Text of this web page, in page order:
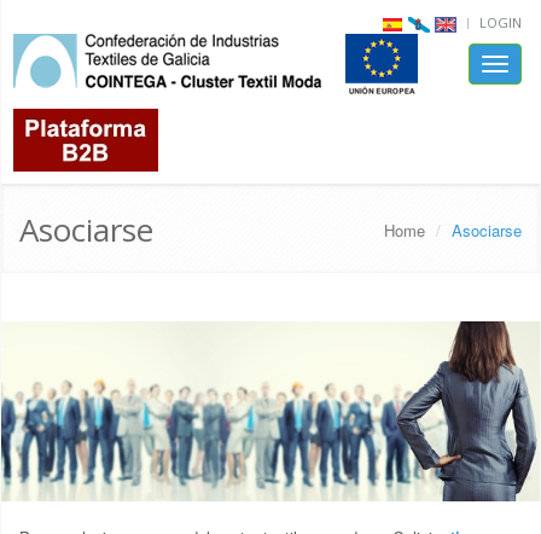
LOGIN
Toggle
Asociarse Home Asociarse